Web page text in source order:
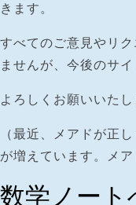
きます。
すべてのご意見やリ
ませんが、今後のサ
よろしくお願いいたし
（最近、メアドが正
が増えています。メ